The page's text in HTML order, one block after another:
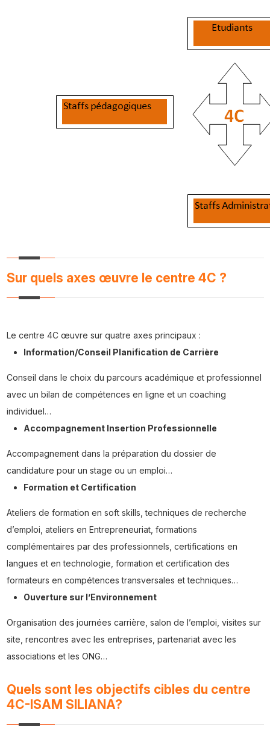
Sur quels axes œuvre le centre 4C ?
Le centre 4C œuvre sur quatre axes principaux :
Information/Conseil Planification de Carrière
Conseil dans le choix du parcours académique et professionnel
avec un bilan de compétences en ligne et un coaching
individuel…
Accompagnement Insertion Professionnelle
Accompagnement dans la préparation du dossier de
candidature pour un stage ou un emploi…
Formation et Certification
Ateliers de formation en soft skills, techniques de recherche
d’emploi, ateliers en Entrepreneuriat, formations
complémentaires par des professionnels, certifications en
langues et en technologie, formation et certification des
formateurs en compétences transversales et techniques…
Ouverture sur l’Environnement
Organisation des journées carrière, salon de l’emploi, visites sur
site, rencontres avec les entreprises, partenariat avec les
associations et les ONG…
Quels sont les objectifs cibles du centre
4C-ISAM SILIANA?